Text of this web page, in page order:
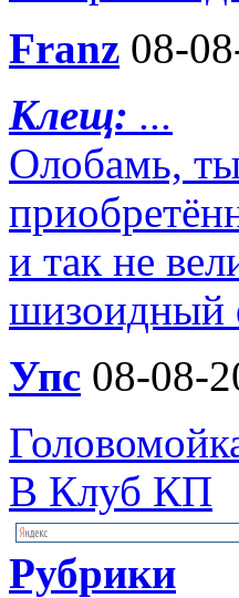
Franz 08-
Клещ: ...
Олобамь,
и так не
шизоидный
Упс 08-08-
В Клуб КП
Рубрики